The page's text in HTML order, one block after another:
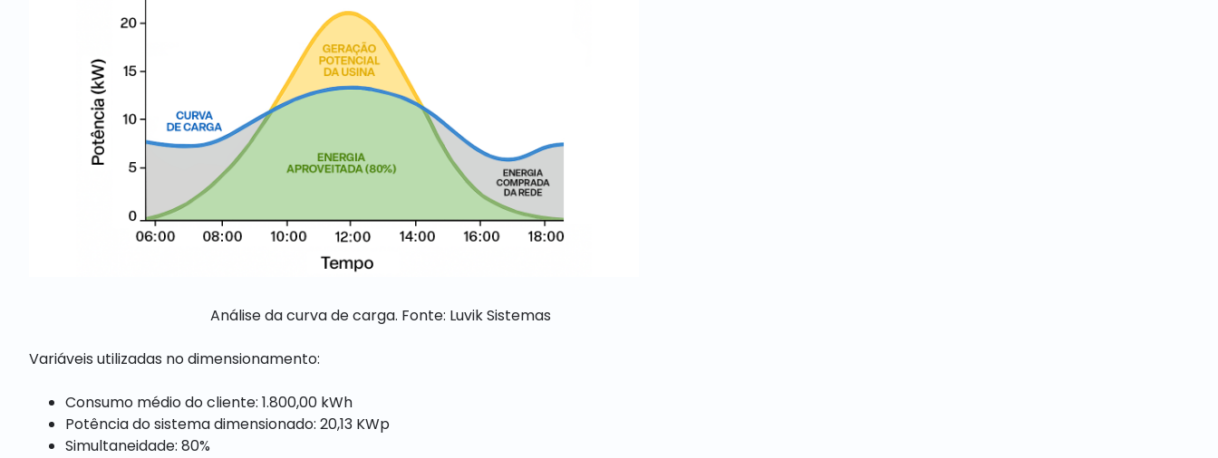
Análise da curva de carga. Fonte: Luvik Sistemas
Variáveis utilizadas no dimensionamento:
Consumo médio do cliente: 1.800,00 kWh
Potência do sistema dimensionado: 20,13 KWp
Simultaneidade: 80%